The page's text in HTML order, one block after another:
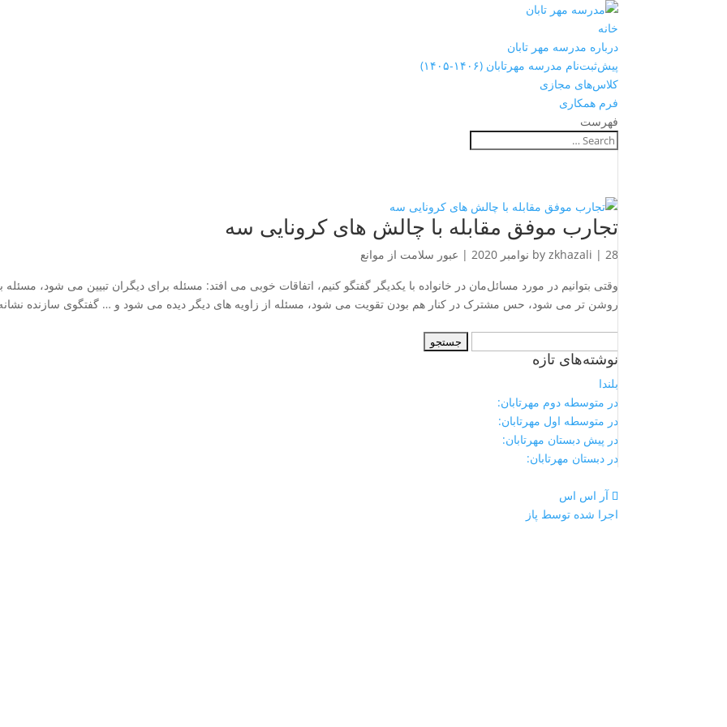
خانه
درباره مدرسه مهر تابان
پیش‌ثبت‌نام مدرسه مهرتابان (۱۴۰۶-۱۴۰۵)
کلاس‌های مجازی
فرم همکاری
فهرست
تجارب موفق مقابله با چالش های کرونایی سه
by zkhazali | 28 نوامبر 2020 | عبور سلامت از موانع
وقتی بتوانیم در مورد مسائل‌مان در خانواده با یکدیگر گفتگو کنیم، اتفاقات خوبی می افتد: مسئله برای دیگران تبیین می شود، مسئله
روشن تر می شود، حس مشترک در کنار هم بودن تقویت می شود، مسئله از زاویه های دیگر دیده می شود و … گفتگوی سازنده نشانه
برای:
نوشته‌های تازه
بلندا
در متوسطه دوم مهرتابان:
در متوسطه اول مهرتابان:
در پیش دبستان مهرتابان:
در دبستان مهرتابان:
آر اس اس
اجرا شده توسط پاز